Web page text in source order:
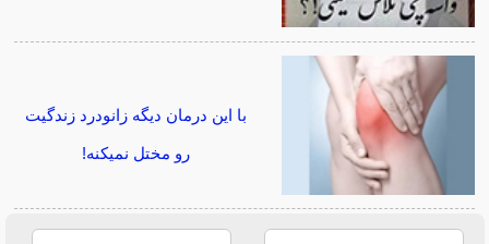
با این درمان دیگه زانودرد زندگیت
رو مختل نمیکنه!